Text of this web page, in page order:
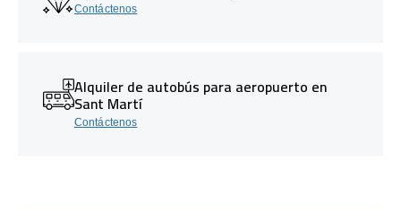
Contáctenos
Alquiler de autobús para aeropuerto en
Sant Martí
Contáctenos